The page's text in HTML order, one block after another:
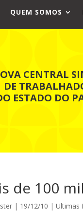
QUEM SOMOS
CENTRAL
DE
ESTADO DO
de 100
| 19/12/10 |Ultimas